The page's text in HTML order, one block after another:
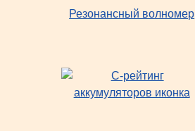
Резонансный волномер